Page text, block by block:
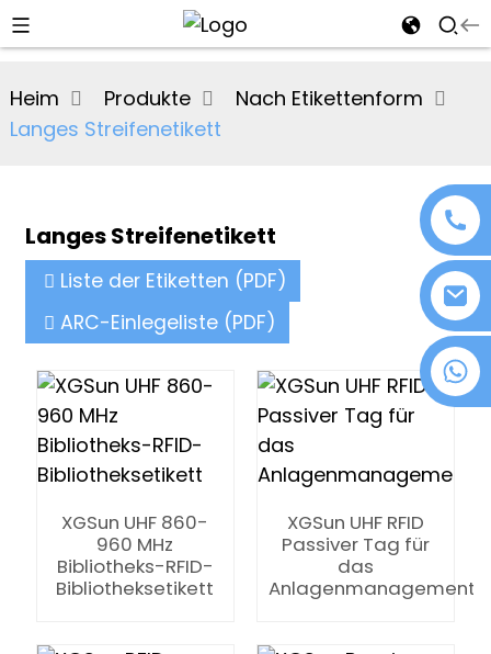
+86 18076372139
Heim Produkte
Nach Etikettenform
Langes Streifenetikett
Langes Streifenetikett
Liste der Etiketten (PDF)
ARC-Einlegeliste (PDF)
XGSun UHF 860-
960 MHz
Bibliotheks-RFID-
Bibliotheksetikett
XGSun UHF RFID
Passiver Tag für
das
Anlagenmanagement